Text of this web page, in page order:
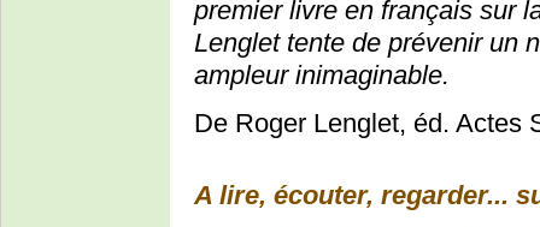
premier livre en français sur
Lenglet tente de prévenir un
ampleur inimaginable.
De Roger Lenglet, éd. Actes
A lire, écouter, regarder...